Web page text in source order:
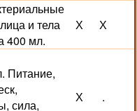
и тела
400 мл.
Х Х
Питание,
сила,
Х .